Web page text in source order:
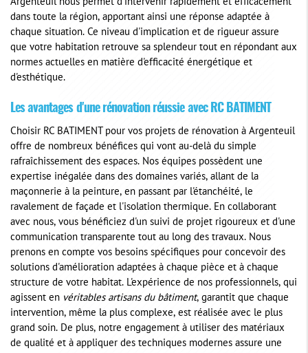
Argenteuil nous permet d'intervenir rapidement et efficacement
dans toute la région, apportant ainsi une réponse adaptée à
chaque situation. Ce niveau d'implication et de rigueur assure
que votre habitation retrouve sa splendeur tout en répondant aux
normes actuelles en matière d'efficacité énergétique et
d'esthétique.
Les avantages d'une rénovation réussie avec RC BATIMENT
Choisir RC BATIMENT pour vos projets de rénovation à Argenteuil
offre de nombreux bénéfices qui vont au-delà du simple
rafraîchissement des espaces. Nos équipes possèdent une
expertise inégalée dans des domaines variés, allant de la
maçonnerie à la peinture, en passant par l'étanchéité, le
ravalement de façade et l'isolation thermique. En collaborant
avec nous, vous bénéficiez d'un suivi de projet rigoureux et d'une
communication transparente tout au long des travaux. Nous
prenons en compte vos besoins spécifiques pour concevoir des
solutions d'amélioration adaptées à chaque pièce et à chaque
structure de votre habitat. L'expérience de nos professionnels, qui
agissent en véritables artisans du bâtiment, garantit que chaque
intervention, même la plus complexe, est réalisée avec le plus
grand soin. De plus, notre engagement à utiliser des matériaux
de qualité et à appliquer des techniques modernes assure une